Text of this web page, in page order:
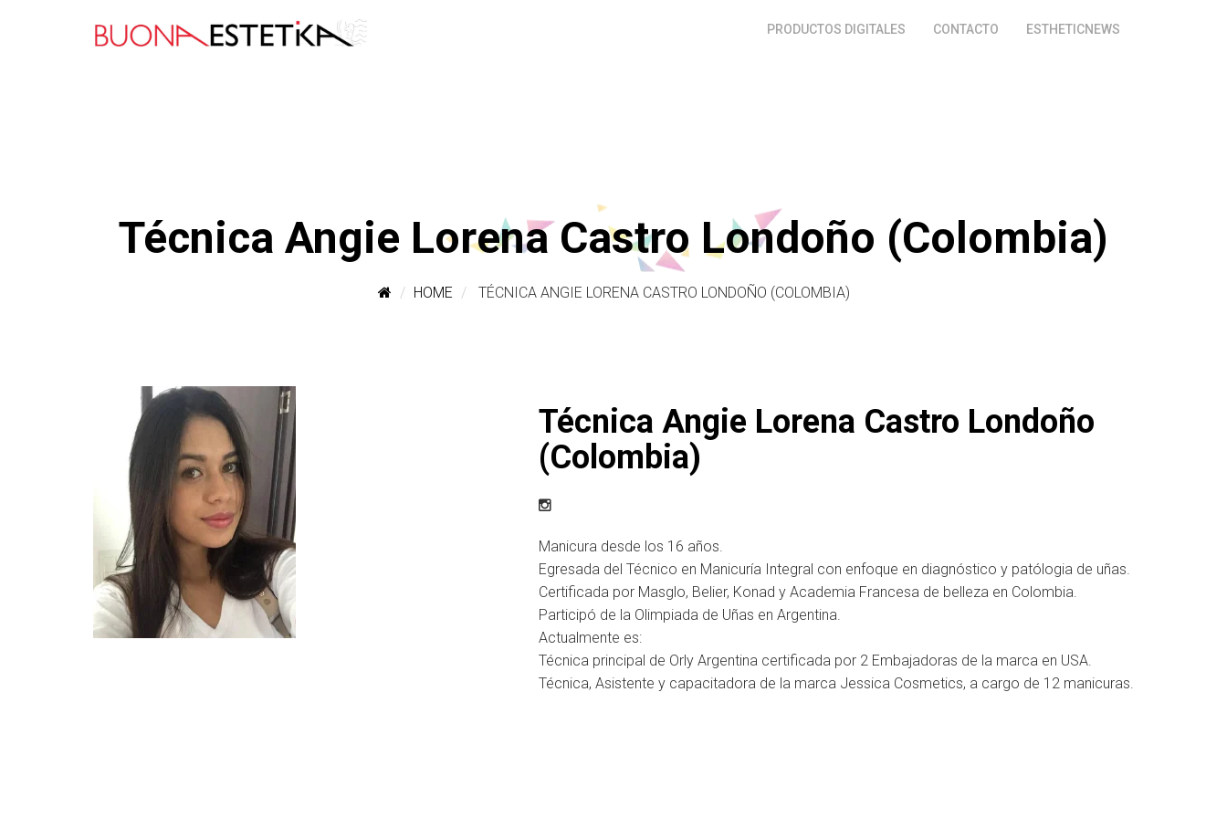
PRODUCTOS DIGITALES CONTACTO ESTHETICNEWS
Técnica Angie Lorena Castro Londoño (Colombia)
HOME TÉCNICA ANGIE LORENA CASTRO LONDOÑO (COLOMBIA)
Técnica Angie Lorena Castro Londoño
(Colombia)
Manicura desde los 16 años.
Egresada del Técnico en Manicuría Integral con enfoque en diagnóstico y patólogia de uñas.
Certificada por Masglo, Belier, Konad y Academia Francesa de belleza en Colombia.
Participó de la Olimpiada de Uñas en Argentina.
Actualmente es:
Técnica principal de Orly Argentina certificada por 2 Embajadoras de la marca en USA.
Técnica, Asistente y capacitadora de la marca Jessica Cosmetics, a cargo de 12 manicuras.